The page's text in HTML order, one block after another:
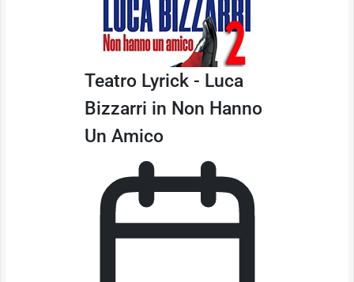
Teatro Lyrick - Luca
Bizzarri in Non Hanno
Un Amico